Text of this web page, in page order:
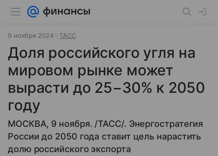
9 ноября 2024 ТАСС
Доля российского угля на
мировом рынке может
вырасти до 25−30% к 2050
году
МОСКВА, 9 ноября. /ТАСС/. Энергостратегия
России до 2050 года ставит цель нарастить
долю российского экспорта